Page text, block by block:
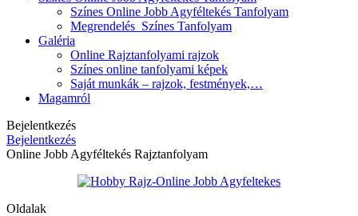
Színes Online Jobb Agyféltekés Tanfolyam
Megrendelés_Színes Tanfolyam
Galéria
Online Rajztanfolyami rajzok
Színes online tanfolyami képek
Saját munkák – rajzok, festmények,…
Magamról
Bejelentkezés
Bejelentkezés
Online Jobb Agyféltekés Rajztanfolyam
Oldalak